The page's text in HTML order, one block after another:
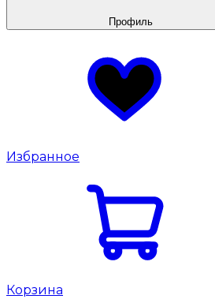
Профиль
Избранное
Корзина